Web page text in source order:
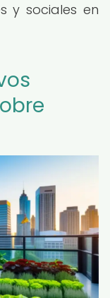
y sociales en